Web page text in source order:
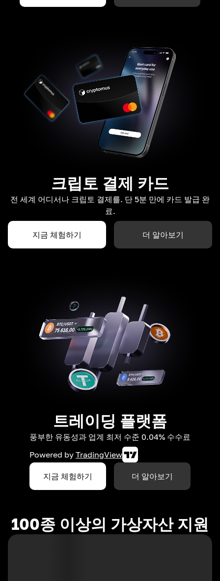
크립토 결제 카드
전 세계 어디서나 크립토 결제를. 단 5분 만에 카드 발급 완
료.
지금 체험하기 더 알아보기
트레이딩 플랫폼
풍부한 유동성과 업계 최저 수준 0.04% 수수료
Powered by TradingView
지금 체험하기 더 알아보기
100종 이상의 가상자산 지원